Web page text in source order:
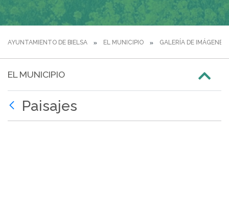
AYUNTAMIENTO DE BIELSA EL MUNICIPIO GALERÍA DE IMÁGENES
EL MUNICIPIO
Paisajes